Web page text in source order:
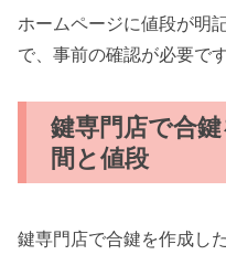
ホームページに値段が明
で、事前の確認が必要です
鍵専門店で合
間と値段
鍵専門店で合鍵を作成し